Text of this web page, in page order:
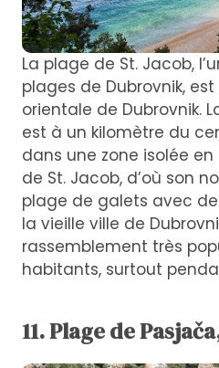
La plage de St. Jacob,
plages de Dubrovnik,
orientale de Dubrovnik.
est à un kilomètre du
dans une zone isolée en
de St. Jacob, d’où son
plage de galets avec
la vieille ville de
rassemblement très
habitants, surtout
11. Plage de